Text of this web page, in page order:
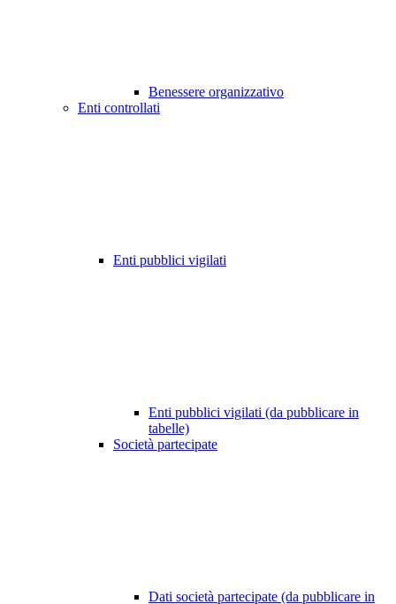
Benessere organizzativo
Enti controllati
Enti pubblici vigilati
Enti pubblici vigilati (da pubblicare in
tabelle)
Società partecipate
Dati società partecipate (da pubblicare in